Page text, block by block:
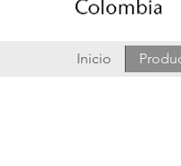
Inicio